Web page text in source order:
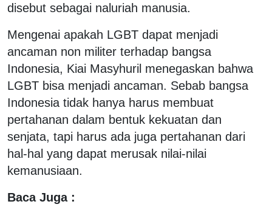
disebut sebagai naluriah manusia.
Mengenai apakah LGBT dapat menjadi
ancaman non militer terhadap bangsa
Indonesia, Kiai Masyhuril menegaskan bahwa
LGBT bisa menjadi ancaman. Sebab bangsa
Indonesia tidak hanya harus membuat
pertahanan dalam bentuk kekuatan dan
senjata, tapi harus ada juga pertahanan dari
hal-hal yang dapat merusak nilai-nilai
kemanusiaan.
Baca Juga :